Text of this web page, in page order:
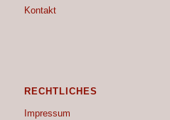
Kontakt
RECHTLICHES
Impressum